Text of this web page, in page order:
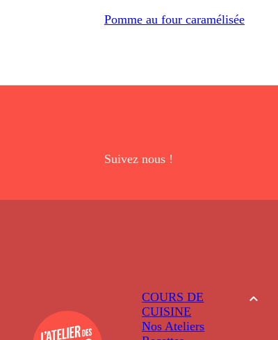
Pomme au four caramélisée
Suivez nous !
COURS DE
CUISINE
Nos Ateliers